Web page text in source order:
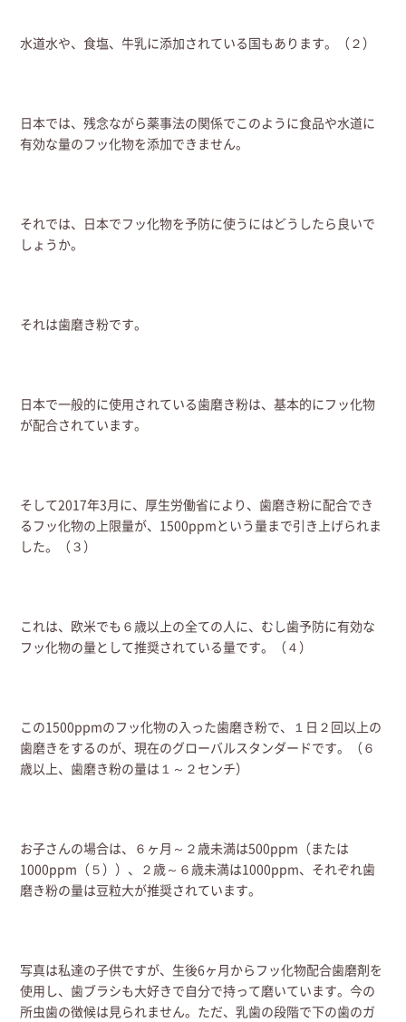
水道水や、食塩、牛乳に添加されている国もあります。（２）
日本では、残念ながら薬事法の関係でこのように食品や水道に
有効な量のフッ化物を添加できません。
それでは、日本でフッ化物を予防に使うにはどうしたら良いで
しょうか。
それは歯磨き粉です。
日本で一般的に使用されている歯磨き粉は、基本的にフッ化物
が配合されています。
そして2017年3月に、厚生労働省により、歯磨き粉に配合でき
るフッ化物の上限量が、1500ppmという量まで引き上げられま
した。（３）
これは、欧米でも６歳以上の全ての人に、むし歯予防に有効な
フッ化物の量として推奨されている量です。（４）
この1500ppmのフッ化物の入った歯磨き粉で、１日２回以上の
歯磨きをするのが、現在のグローバルスタンダードです。（６
歳以上、歯磨き粉の量は１～２センチ）
お子さんの場合は、６ヶ月～２歳未満は500ppm（または
1000ppm（５））、２歳～６歳未満は1000ppm、それぞれ歯
磨き粉の量は豆粒大が推奨されています。
写真は私達の子供ですが、生後6ヶ月からフッ化物配合歯磨剤を
使用し、歯ブラシも大好きで自分で持って磨いています。今の
所虫歯の徴候は見られません。ただ、乳歯の段階で下の歯のガ